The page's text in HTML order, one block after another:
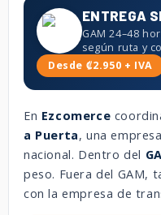
ENTREGA
GAM 24–48
según ruta y
Desde ₡2.950 + IVA
En Ezcomerce
a Puerta, una
nacional. Dentro del
peso. Fuera del GAM,
con la empresa de